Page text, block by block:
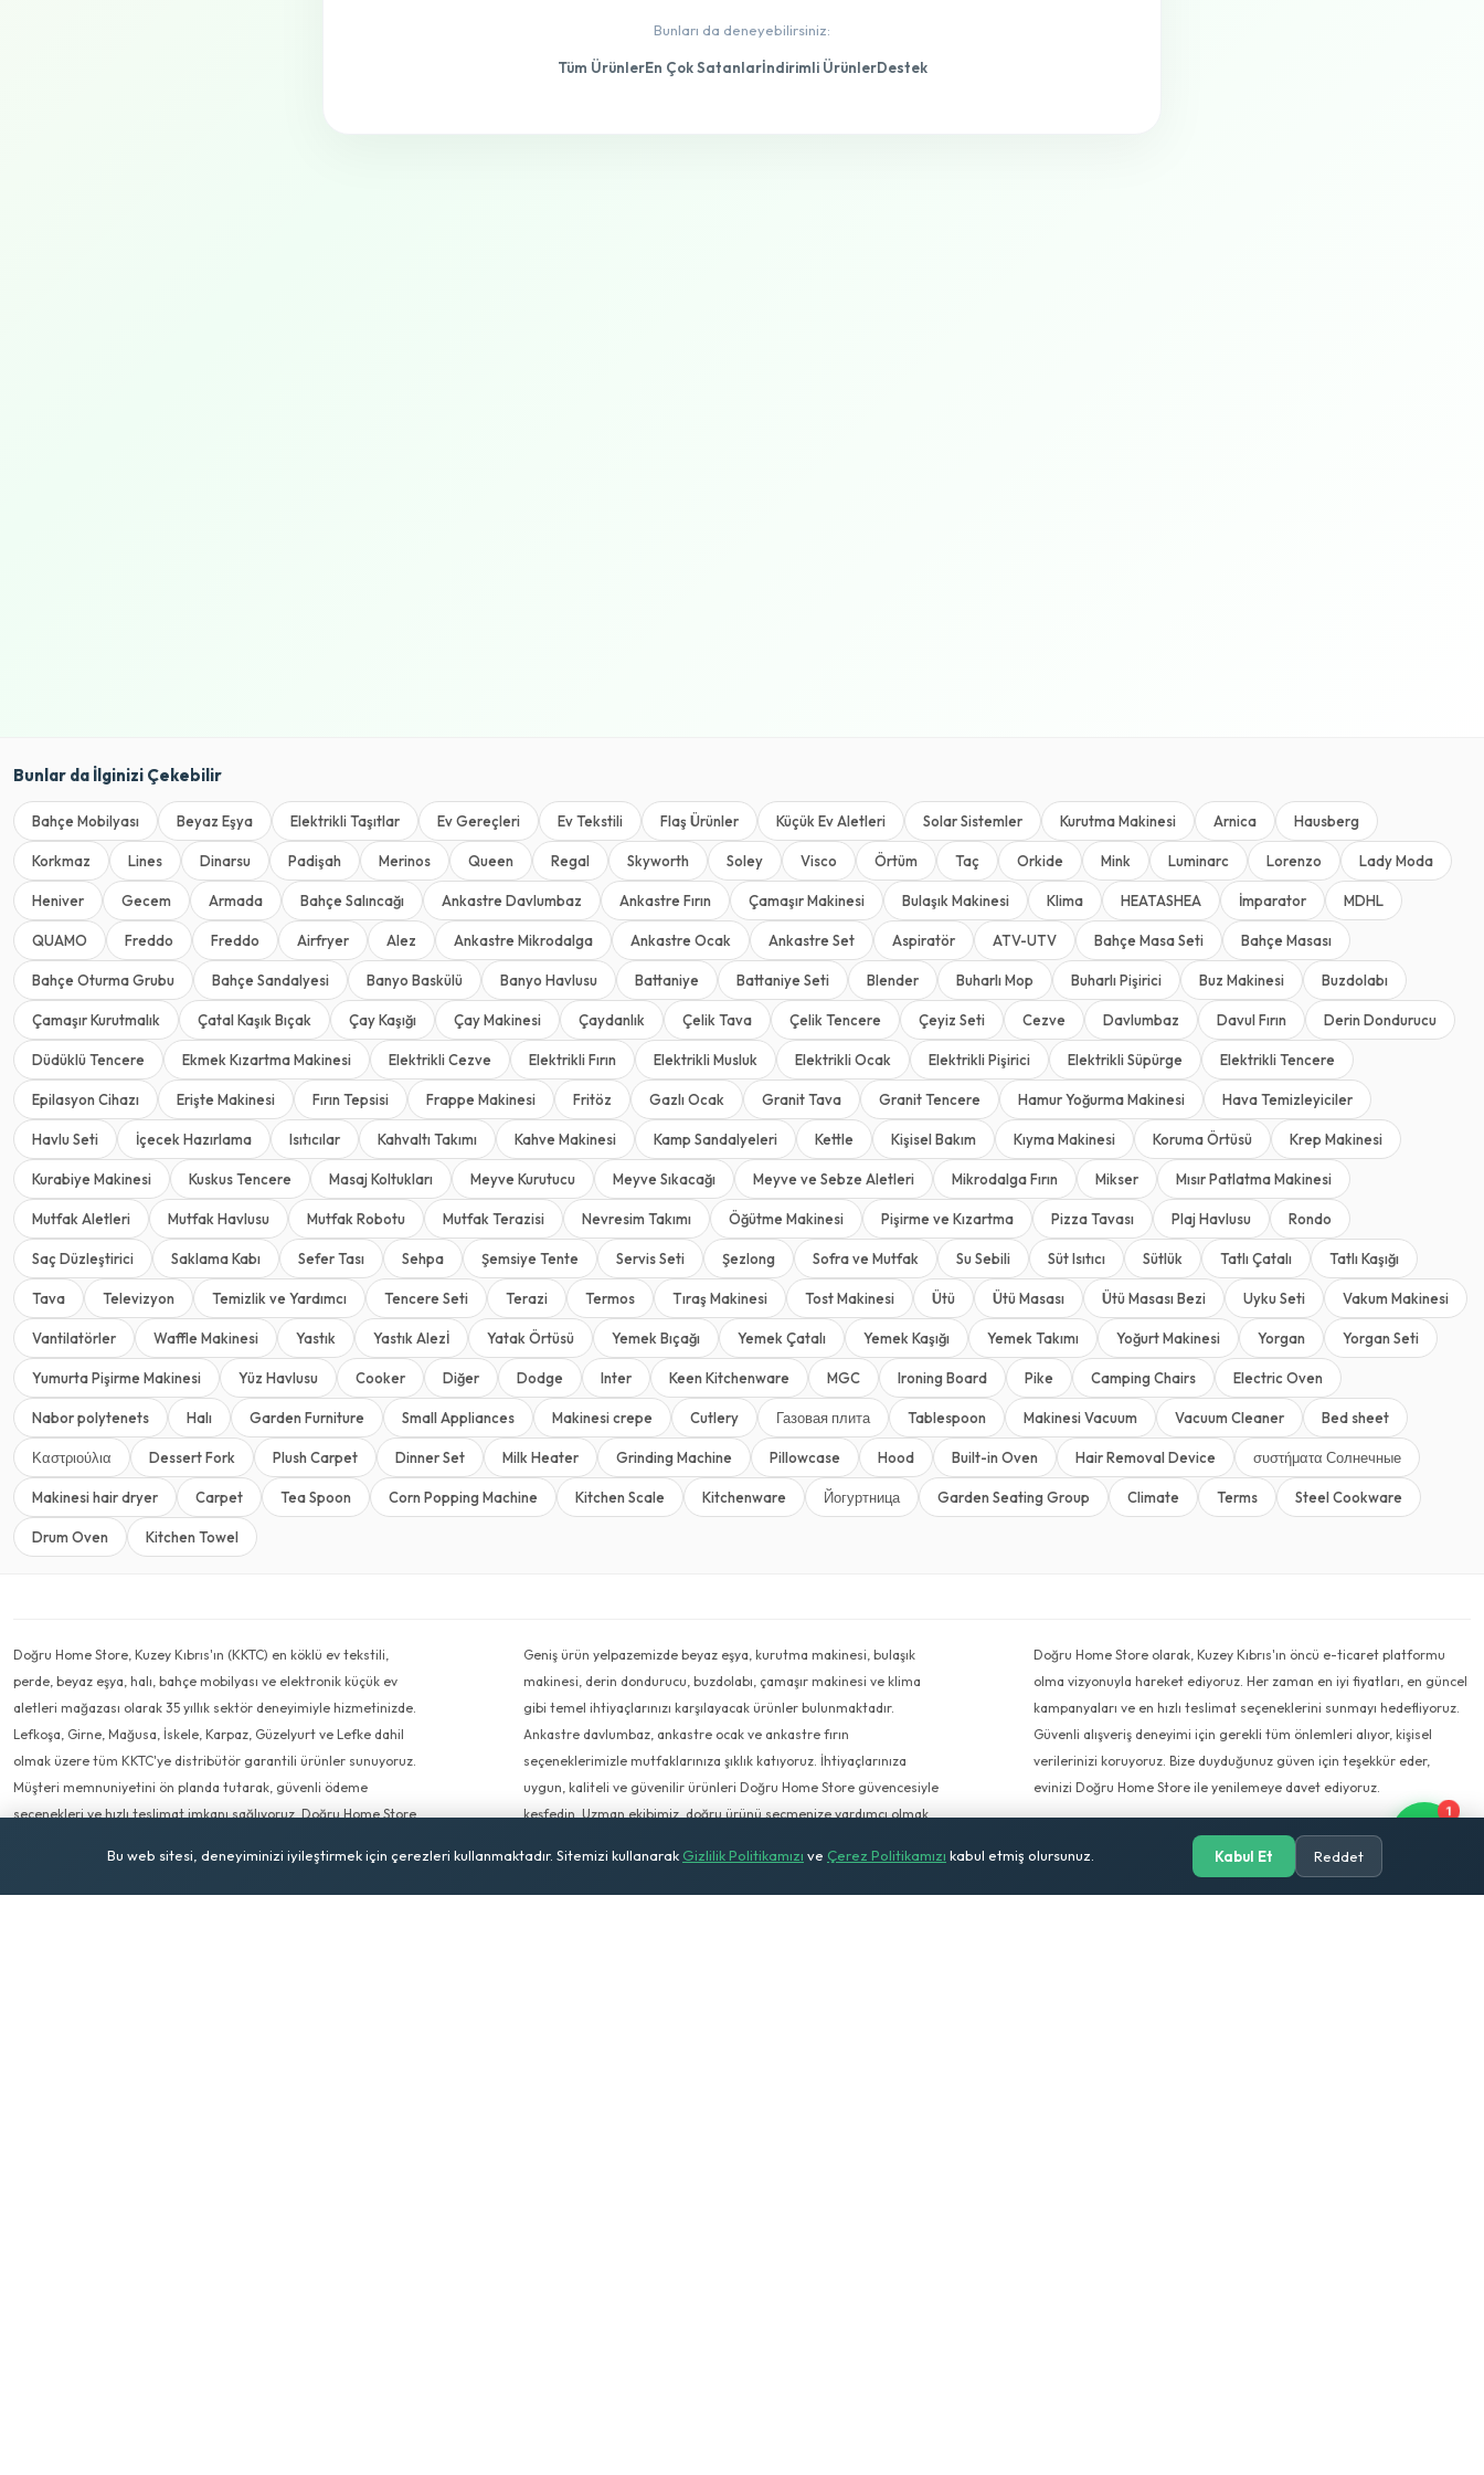
Bunları da deneyebilirsiniz:
Tüm ÜrünlerEn Çok Satanlarİndirimli ÜrünlerDestek
Bunlar da İlginizi Çekebilir
Bahçe Mobilyası Beyaz Eşya Elektrikli Taşıtlar Ev Gereçleri Ev Tekstili Flaş Ürünler Küçük Ev Aletleri Solar Sistemler Kurutma Makinesi Arnica Hausberg
Korkmaz Lines Dinarsu Padişah Merinos Queen Regal Skyworth Soley Visco Örtüm Taç Orkide Mink Luminarc Lorenzo Lady Moda
Heniver Gecem Armada Bahçe Salıncağı Ankastre Davlumbaz Ankastre Fırın Çamaşır Makinesi Bulaşık Makinesi Klima HEATASHEA İmparator MDHL
QUAMO Freddo Freddo Airfryer Alez Ankastre Mikrodalga Ankastre Ocak Ankastre Set Aspiratör ATV-UTV Bahçe Masa Seti Bahçe Masası
Bahçe Oturma Grubu Bahçe Sandalyesi Banyo Baskülü Banyo Havlusu Battaniye Battaniye Seti Blender Buharlı Mop Buharlı Pişirici Buz Makinesi Buzdolabı
Çamaşır Kurutmalık Çatal Kaşık Bıçak Çay Kaşığı Çay Makinesi Çaydanlık Çelik Tava Çelik Tencere Çeyiz Seti Cezve Davlumbaz Davul Fırın Derin Dondurucu
Düdüklü Tencere Ekmek Kızartma Makinesi Elektrikli Cezve Elektrikli Fırın Elektrikli Musluk Elektrikli Ocak Elektrikli Pişirici Elektrikli Süpürge Elektrikli Tencere
Epilasyon Cihazı Erişte Makinesi Fırın Tepsisi Frappe Makinesi Fritöz Gazlı Ocak Granit Tava Granit Tencere Hamur Yoğurma Makinesi Hava Temizleyiciler
Havlu Seti İçecek Hazırlama Isıtıcılar Kahvaltı Takımı Kahve Makinesi Kamp Sandalyeleri Kettle Kişisel Bakım Kıyma Makinesi Koruma Örtüsü Krep Makinesi
Kurabiye Makinesi Kuskus Tencere Masaj Koltukları Meyve Kurutucu Meyve Sıkacağı Meyve ve Sebze Aletleri Mikrodalga Fırın Mikser Mısır Patlatma Makinesi
Mutfak Aletleri Mutfak Havlusu Mutfak Robotu Mutfak Terazisi Nevresim Takımı Öğütme Makinesi Pişirme ve Kızartma Pizza Tavası Plaj Havlusu Rondo
Saç Düzleştirici Saklama Kabı Sefer Tası Sehpa Şemsiye Tente Servis Seti Şezlong Sofra ve Mutfak Su Sebili Süt Isıtıcı Sütlük Tatlı Çatalı Tatlı Kaşığı
Tava Televizyon Temizlik ve Yardımcı Tencere Seti Terazi Termos Tıraş Makinesi Tost Makinesi Ütü Ütü Masası Ütü Masası Bezi Uyku Seti Vakum Makinesi
Vantilatörler Waffle Makinesi Yastık Yastık Alezİ Yatak Örtüsü Yemek Bıçağı Yemek Çatalı Yemek Kaşığı Yemek Takımı Yoğurt Makinesi Yorgan Yorgan Seti
Yumurta Pişirme Makinesi Yüz Havlusu Cooker Diğer Dodge Inter Keen Kitchenware MGC Ironing Board Pike Camping Chairs Electric Oven
Nabor polytenets Halı Garden Furniture Small Appliances Makinesi crepe Cutlery Газовая плита Tablespoon Makinesi Vacuum Vacuum Cleaner Bed sheet
Καστριούλια Dessert Fork Plush Carpet Dinner Set Milk Heater Grinding Machine Pillowcase Hood Built-in Oven Hair Removal Device συστήματα Солнечные
Makinesi hair dryer Carpet Tea Spoon Corn Popping Machine Kitchen Scale Kitchenware Йогуртница Garden Seating Group Climate Terms Steel Cookware
Drum Oven Kitchen Towel
Doğru Home Store, Kuzey Kıbrıs'ın (KKTC) en köklü ev tekstili,
perde, beyaz eşya, halı, bahçe mobilyası ve elektronik küçük ev
aletleri mağazası olarak 35 yıllık sektör deneyimiyle hizmetinizde.
Lefkoşa, Girne, Mağusa, İskele, Karpaz, Güzelyurt ve Lefke dahil
olmak üzere tüm KKTC'ye distribütör garantili ürünler sunuyoruz.
Müşteri memnuniyetini ön planda tutarak, güvenli ödeme
seçenekleri ve hızlı teslimat imkanı sağlıyoruz. Doğru Home Store,
Geniş ürün yelpazemizde beyaz eşya, kurutma makinesi, bulaşık
makinesi, derin dondurucu, buzdolabı, çamaşır makinesi ve klima
gibi temel ihtiyaçlarınızı karşılayacak ürünler bulunmaktadır.
Ankastre davlumbaz, ankastre ocak ve ankastre fırın
seçeneklerimizle mutfaklarınıza şıklık katıyoruz. İhtiyaçlarınıza
uygun, kaliteli ve güvenilir ürünleri Doğru Home Store güvencesiyle
keşfedin. Uzman ekibimiz, doğru ürünü seçmenize yardımcı olmak
Doğru Home Store olarak, Kuzey Kıbrıs'ın öncü e-ticaret platformu
olma vizyonuyla hareket ediyoruz. Her zaman en iyi fiyatları, en güncel
kampanyaları ve en hızlı teslimat seçeneklerini sunmayı hedefliyoruz.
Güvenli alışveriş deneyimi için gerekli tüm önlemleri alıyor, kişisel
verilerinizi koruyoruz. Bize duyduğunuz güven için teşekkür eder,
evinizi Doğru Home Store ile yenilemeye davet ediyoruz.
1
Fırsat Sizin İçin! 🎉
Bu web sitesi, deneyiminizi iyileştirmek için çerezleri kullanmaktadır. Sitemizi kullanarak Gizlilik Politikamızı ve Çerez Politikamızı kabul etmiş olursunuz. Kabul Et Reddet